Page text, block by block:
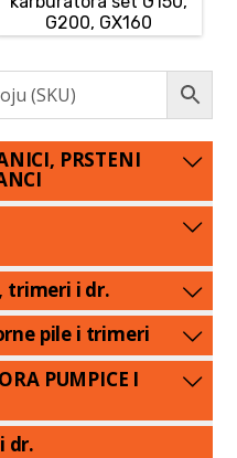
G200, GX160
PRSTENI
trimeri i dr.
pile i trimeri
PUMPICE I
dr.